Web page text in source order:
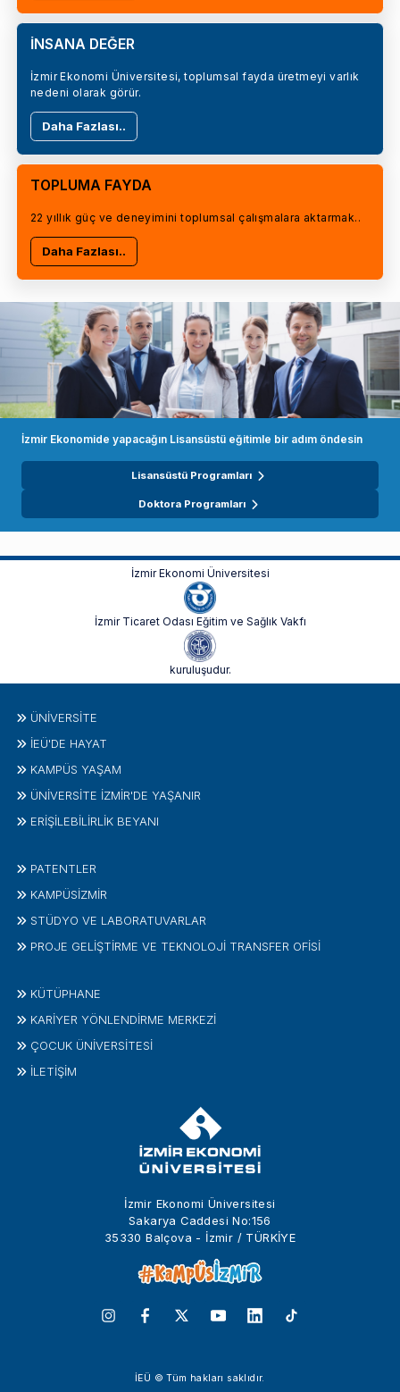
İNSANA DEĞER
İzmir Ekonomi Üniversitesi, toplumsal fayda üretmeyi varlık
nedeni olarak görür.
Daha Fazlası..
TOPLUMA FAYDA
22 yıllık güç ve deneyimini toplumsal çalışmalara aktarmak..
Daha Fazlası..
İzmir Ekonomide yapacağın Lisansüstü eğitimle bir adım öndesin
Lisansüstü Programları
Doktora Programları
İzmir Ekonomi Üniversitesi
İzmir Ticaret Odası Eğitim ve Sağlık Vakfı
kuruluşudur.
İzmir Ekonomi Üniversitesi
Sakarya Caddesi No:156
35330 Balçova - İzmir / TÜRKİYE
ÜNIVERSITE
İEÜ'DE HAYAT
KAMPÜS YAŞAM
ÜNİVERSİTE İZMİR'DE YAŞANIR
ERİŞİLEBİLİRLİK BEYANI
PATENTLER
KAMPÜSİZMIR
STÜDYO VE LABORATUVARLAR
PROJE GELIŞTIRME VE TEKNOLOJI TRANSFER OFISI
KÜTÜPHANE
KARİYER YÖNLENDİRME MERKEZİ
ÇOCUK ÜNIVERSITESI
İLETIŞIM
İEÜ © Tüm hakları saklıdır.